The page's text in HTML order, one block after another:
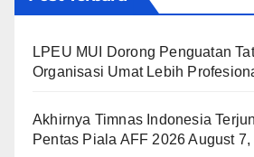
LPEU MUI Dorong Penguatan
Organisasi Umat Lebih
Akhirnya Timnas Indonesia
Pentas Piala AFF 2026 August 7,